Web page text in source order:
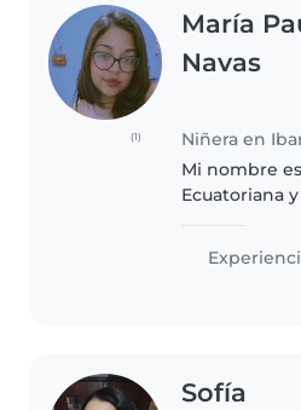
(1)
María
Navas
Niñera en
Mi nombre
Ecuatoriana
disfruto
ellos
que puedo
Sofía